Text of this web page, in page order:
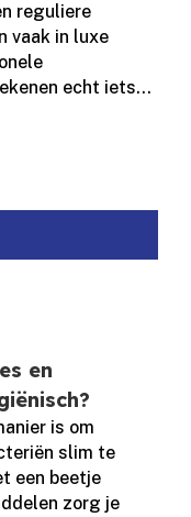
reguliere
vaak in luxe
echt iets...
en
is om
slim te
een beetje
zorg je